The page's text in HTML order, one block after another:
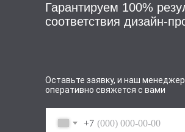
Гарантируем 100%
соответствия дизайн-
Оставьте заявку, и наш менеджер
оперативно свяжется с вами
+7